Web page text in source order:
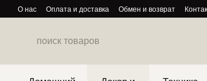
Перейти к основному контенту
О нас Оплата и доставка Обмен и возврат